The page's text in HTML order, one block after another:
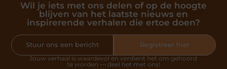
Wil je iets met ons delen of op de hoogte
blijven van het laatste nieuws en
inspirerende verhalen die ertoe doen?
Stuur ons een bericht
Registreer hier
Jouw verhaal is waardevol en verdient het om gehoord
te worden — deel het met ons!